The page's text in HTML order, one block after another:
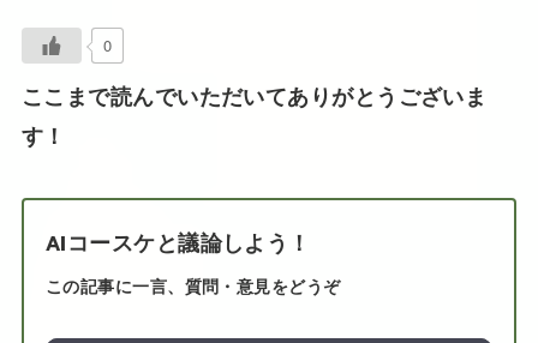
0
ここまで読んでいただいてありがとうございま
す！
AIコースケと議論しよう！
この記事に一言、質問・意見をどうぞ